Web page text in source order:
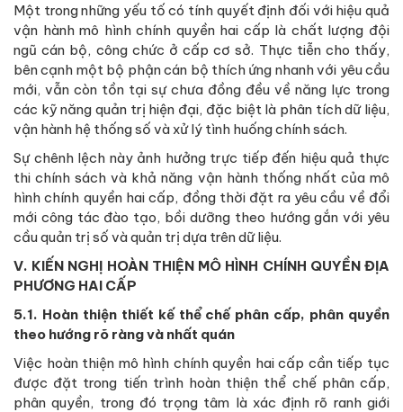
Một trong những yếu tố có tính quyết định đối với hiệu quả
vận hành mô hình chính quyền hai cấp là chất lượng đội
ngũ cán bộ, công chức ở cấp cơ sở. Thực tiễn cho thấy,
bên cạnh một bộ phận cán bộ thích ứng nhanh với yêu cầu
mới, vẫn còn tồn tại sự chưa đồng đều về năng lực trong
các kỹ năng quản trị hiện đại, đặc biệt là phân tích dữ liệu,
vận hành hệ thống số và xử lý tình huống chính sách.
Sự chênh lệch này ảnh hưởng trực tiếp đến hiệu quả thực
thi chính sách và khả năng vận hành thống nhất của mô
hình chính quyền hai cấp, đồng thời đặt ra yêu cầu về đổi
mới công tác đào tạo, bồi dưỡng theo hướng gắn với yêu
cầu quản trị số và quản trị dựa trên dữ liệu.
V. KIẾN NGHỊ HOÀN THIỆN MÔ HÌNH CHÍNH QUYỀN ĐỊA
PHƯƠNG HAI CẤP
5.1. Hoàn thiện thiết kế thể chế phân cấp, phân quyền
theo hướng rõ ràng và nhất quán
Việc hoàn thiện mô hình chính quyền hai cấp cần tiếp tục
được đặt trong tiến trình hoàn thiện thể chế phân cấp,
phân quyền, trong đó trọng tâm là xác định rõ ranh giới